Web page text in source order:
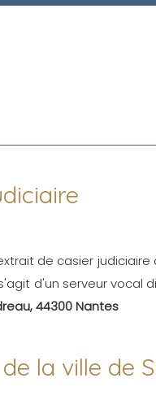
de casier judiciaire
d'un serveur vocal
44300 Nantes
la ville de